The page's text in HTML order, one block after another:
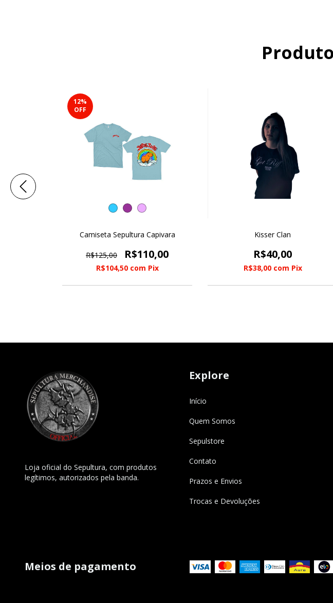
12%
OFF
Camiseta Sepultura Capivara
R$125,00 R$110,00
R$104,50 com Pix
Kisser Clan
R$40,00
R$38,00 com Pix
Loja oficial do Sepultura, com produtos
legítimos, autorizados pela banda.
Explore
Início
Quem Somos
Sepulstore
Contato
Prazos e Envios
Trocas e Devoluções
Meios de pagamento